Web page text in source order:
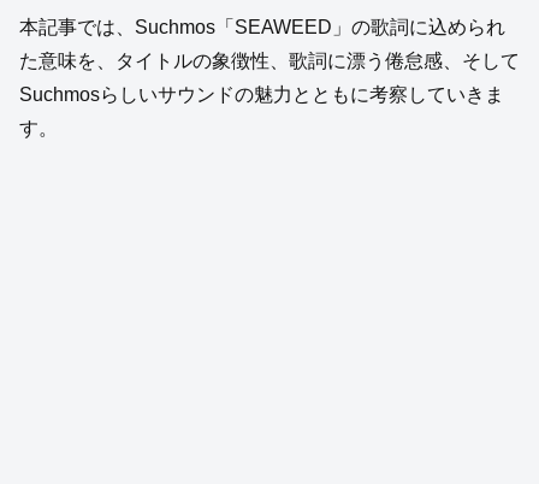
本記事では、Suchmos「SEAWEED」の歌詞に込められ
た意味を、タイトルの象徴性、歌詞に漂う倦怠感、そして
Suchmosらしいサウンドの魅力とともに考察していきま
す。